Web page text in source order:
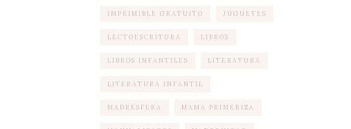
IMPRIMIBLE GRATUITO JUGUETES
LECTOESCRITURA LIBROS
LIBROS INFANTILES LITERATURA
LITERATURA INFANTIL
MADRESFERA MAMA PRIMERIZA